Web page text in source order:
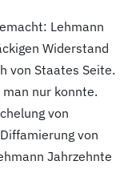
Lehmann
Widerstand
von Staates Seite.
nur konnte.
von
von
Jahrzehnte